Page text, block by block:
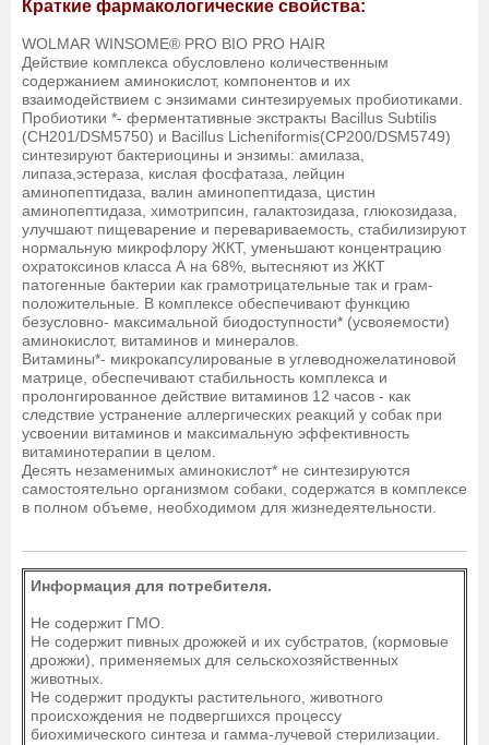
Краткие фармакологические свойства:
WOLMAR WINSOME® PRO BIO PRO HAIR
Действие комплекса обусловлено количественным
содержанием аминокислот, компонентов и их
взаимодействием с энзимами синтезируемых пробиотиками.
Пробиотики *- ферментативные экстракты Bacillus Subtilis
(CH201/DSM5750) и Bacillus Licheniformis(CP200/DSM5749)
синтезируют бактериоцины и энзимы: амилаза,
липаза,эстераза, кислая фосфатаза, лейцин
аминопептидаза, валин аминопептидаза, цистин
аминопептидаза, химотрипсин, галактозидаза, глюкозидаза,
улучшают пищеварение и перевариваемость, стабилизируют
нормальную микрофлору ЖКТ, уменьшают концентрацию
охратоксинов класса А на 68%, вытесняют из ЖКТ
патогенные бактерии как грамотрицательные так и грам-
положительные. В комплексе обеспечивают функцию
безусловно- максимальной биодоступности* (усвояемости)
аминокислот, витаминов и минералов.
Витамины*- микрокапсулированые в углеводножелатиновой
матрице, обеспечивают стабильность комплекса и
пролонгированное действие витаминов 12 часов - как
следствие устранение аллергических реакций у собак при
усвоении витаминов и максимальную эффективность
витаминотерапии в целом.
Десять незаменимых аминокислот* не синтезируются
самостоятельно организмом собаки, содержатся в комплексе
в полном объеме, необходимом для жизнедеятельности.
Информация для потребителя.
Не содержит ГМО.
Не содержит пивных дрожжей и их субстратов, (кормовые
дрожжи), применяемых для сельскохозяйственных
животных.
Не содержит продукты растительного, животного
происхождения не подвергшихся процессу
биохимического синтеза и гамма-лучевой стерилизации.